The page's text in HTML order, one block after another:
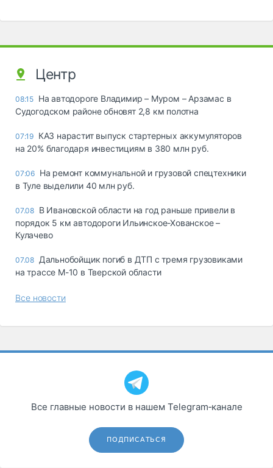
Центр
08:15 На автодороге Владимир – Муром – Арзамас в
Судогодском районе обновят 2,8 км полотна
07:19 КАЗ нарастит выпуск стартерных аккумуляторов
на 20% благодаря инвестициям в 380 млн руб.
07:06 На ремонт коммунальной и грузовой спецтехники
в Туле выделили 40 млн руб.
07.08 В Ивановской области на год раньше привели в
порядок 5 км автодороги Ильинское-Хованское –
Кулачево
07.08 Дальнобойщик погиб в ДТП с тремя грузовиками
на трассе М-10 в Тверской области
Все новости
Все главные новости в нашем Telegram‑канале
ПОДПИСАТЬСЯ